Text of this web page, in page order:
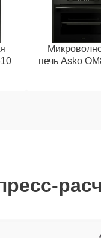
печь Asko